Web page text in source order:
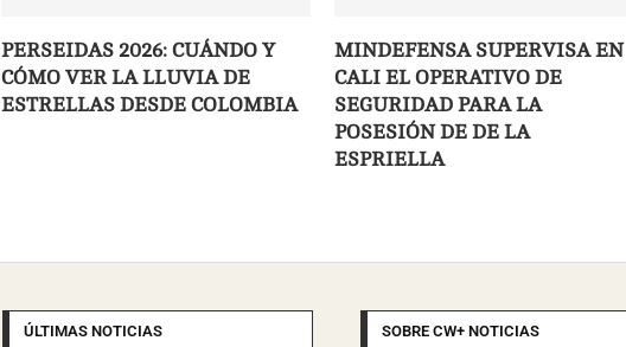
PERSEIDAS 2026: CUÁNDO Y
CÓMO VER LA LLUVIA DE
ESTRELLAS DESDE COLOMBIA
MINDEFENSA SUPERVISA EN
CALI EL OPERATIVO DE
SEGURIDAD PARA LA
POSESIÓN DE DE LA
ESPRIELLA
ÚLTIMAS NOTICIAS SOBRE CW+ NOTICIAS